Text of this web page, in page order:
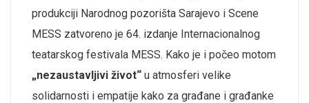
produkciji Narodnog pozorišta Sarajevo i Scene
MESS zatvoreno je 64. izdanje Internacionalnog
teatarskog festivala MESS. Kako je i počeo motom
„nezaustavljivi život“ u atmosferi velike
solidarnosti i empatije kako za građane i građanke